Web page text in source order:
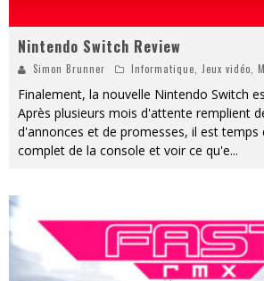
Nintendo Switch Review
Simon Brunner Informatique Jeux vidéo
Finalement, la nouvelle Nintendo Switch
Après plusieurs mois d'attente remplient
d'annonces et de promesses, il est
complet de la console et voir ce qu'e...